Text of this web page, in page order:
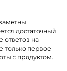
достаточный
ответов на
только первое
с продуктом.